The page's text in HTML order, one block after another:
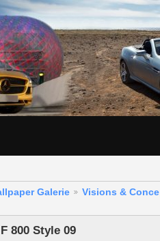
Galerie
Visions &
800 Style 09